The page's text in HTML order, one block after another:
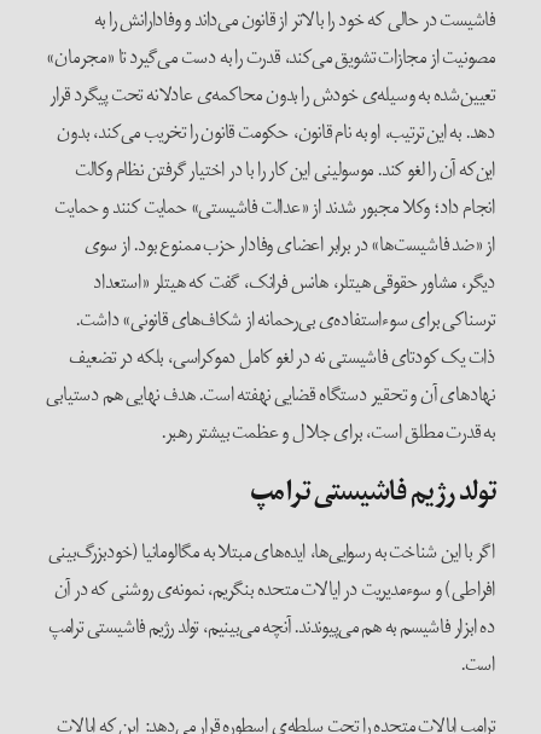
فاشیست در حالی که خود را بالاتر از قانون می‌داند و وفادارانش را به
مصونیت از مجازات تشویق می‌کند، قدرت را به دست می‌گیرد تا «مجرمان»
تعیین‌شده به وسیله‌ی خودش را بدون محاکمه‌ی عادلانه تحت پیگرد قرار
دهد. به این ترتیب، او به نام قانون، حکومت قانون را تخریب می‌کند، بدون
این‌که آن را لغو کند. موسولینی این کار را با در اختیار گرفتن نظام وکالت
انجام داد؛ وکلا مجبور شدند از «عدالت فاشیستی» حمایت کنند و حمایت
از «ضد فاشیست‌ها» در برابر اعضای وفادار حزب ممنوع بود. از سوی
دیگر، مشاور حقوقی هیتلر، هانس فرانک، گفت که هیتلر «استعداد
ترسناکی برای سوءاستفاده‌ی بی‌رحمانه از شکاف‌های قانونی» داشت.
ذات یک کودتای فاشیستی نه در لغو کامل دموکراسی، بلکه در تضعیف
نهادهای آن و تحقیر دستگاه قضایی نهفته است. هدف نهایی هم دستیابی
به قدرت مطلق است، برای جلال و عظمت بیشتر رهبر.
تولد رژیم فاشیستی ترامپ
اگر با این شناخت به رسوایی‌ها، ایده‌های مبتلا به مگالومانیا (خودبزرگ‌بینی
افراطی) و سوءمدیریت در ایالات متحده بنگریم، نمونه‌ی روشنی که در آن
ده ابزار فاشیسم به هم می‌پیوندند. آنچه می‌بینیم، تولد رژیم فاشیستی ترامپ
است.
ترامپ ایالات متحده را تحت سلطه‌ی اسطوره قرار می‌دهد: این که ایالات